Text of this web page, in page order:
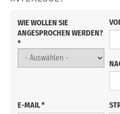
WIE WOLLEN SIE
ANGESPROCHEN WERDEN?
*
E-MAIL*